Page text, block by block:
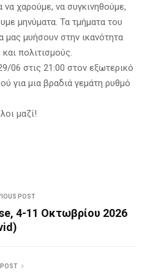
να χαρούμε, να συγκινηθούμε,
μηνύματα. Τα τμήματα του
μας μυήσουν στην ικανότητα
πολιτισμούς.
06 στις 21:00 στον εξωτερικό
για μια βραδιά γεμάτη ρυθμό
μαζί!
POST
4-11 Οκτωβρίου 2026
POST